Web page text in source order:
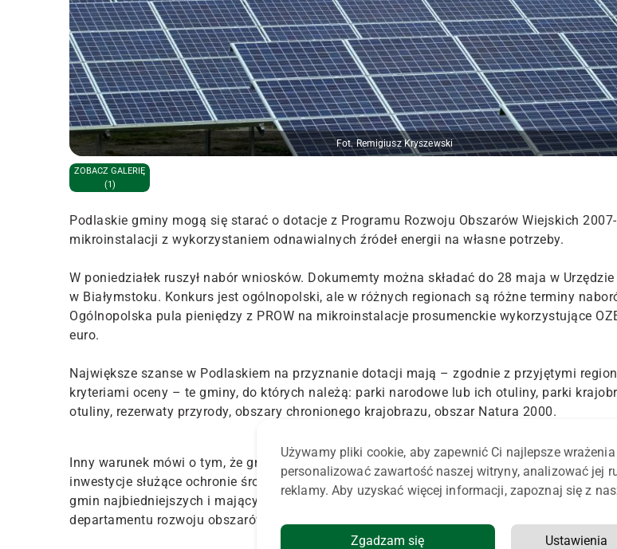
Fot. Remigiusz Kryszewski
ZOBACZ GALERIĘ
(1)
Podlaskie gminy mogą się starać o dotacje z Programu Rozwoju Obszarów Wiejskich
mikroinstalacji z wykorzystaniem odnawialnych źródeł energii na własne potrzeby.
W poniedziałek ruszył nabór wniosków. Dokumemty można składać do 28 maja w
w Białymstoku. Konkurs jest ogólnopolski, ale w różnych regionach są różne terminy
Ogólnopolska pula pieniędzy z PROW na mikroinstalacje prosumenckie wykorzystujące
euro.
Największe szanse w Podlaskiem na przyznanie dotacji mają – zgodnie z przyjętymi
kryteriami oceny – te gminy, do których należą: parki narodowe lub ich otuliny, parki
otuliny, rezerwaty przyrody, obszary chronionego krajobrazu, obszar Natura 2000.
Inny warunek mówi o tym, że gmina powinna w ciągu dwóch ostatnich lat zrealizować co
inwestycje służące ochronie środowiska o zasięgu lokalnym. Najbardziej punktowane
gmin najbiedniejszych i mających największe bezrobocie – wyjaśniła PAP Elżbieta
departamentu rozwoju obszarów wiejskich w urzędzie marszałkowskim.
Używamy pliki cookie, aby zapewnić Ci najlepsze
personalizować zawartość naszej witryny, analizować jej
reklamy. Aby uzyskać więcej informacji, zapoznaj się z
Zgadzam się Ustawienia